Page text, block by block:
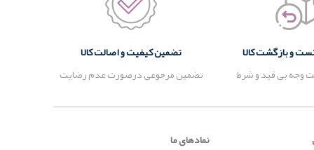
وجه بی قید و شرط
تضمین کیفیت و اصالت کالا
تضمین مرجوعی درصورت عدم رضایت
نمادهای ما